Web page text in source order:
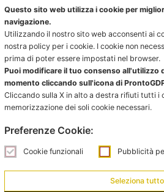
La Segreteria si trova al C.s.
Ufficio
051 6231630 –
Orari Ufficio
Mattina:
lunedì e giovedì dalle
Questo sito web utilizza i cookie per
navigazione.
Utilizzando il nostro sito web acconsenti ai
nostra policy per i cookie. I cookie non
prima di poter essere impostati nel browser.
Puoi modificare il tuo consenso all'utilizzo
momento cliccando sull'icona di
Cliccando sulla X in alto a destra rifiuti tutti i
memorizzazione dei soli cookie necessari.
Preferenze Cookie:
Cookie funzionali Pubblicità
Seleziona tutto